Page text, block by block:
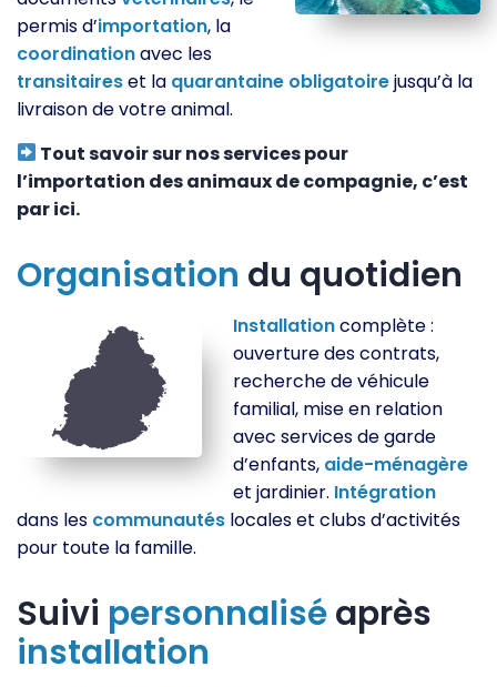
permis d’importation, la
coordinationavec les
transitaireset la quarantaine obligatoirejusqu’à la
livraison de votre animal.
Tout savoir sur nos services pour
l’importation des animaux de compagnie, c’est
par ici.
Organisation du quotidien
Installationcomplète :
ouverture des contrats,
recherche de véhicule
familial, mise en relation
avec services de garde
d’enfants, aide-ménagère
et jardinier. Intégration
dans les communautés locales et clubs d’activités
pour toute la famille.
Suivi personnaliséaprès
installation